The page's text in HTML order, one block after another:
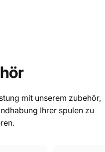
mit unserem zubehör,
Ihrer spulen zu